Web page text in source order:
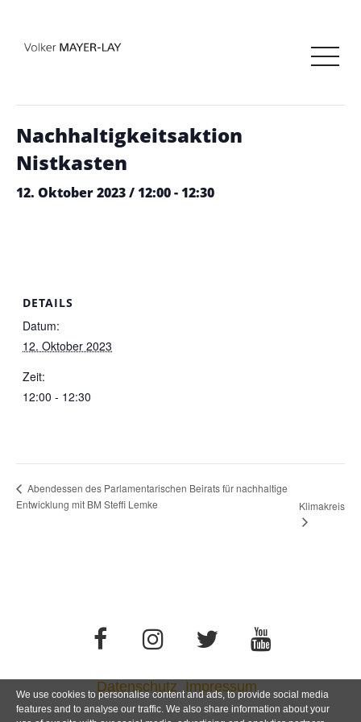
« Alle Veranstaltungen
Nachhaltigkeitsaktion
Nistkasten
12. Oktober 2023 / 12:00-12:30
DETAILS
Datum:
12. Oktober 2023
Zeit:
12:00 - 12:30
Abendessen des Parlamentarischen Beirats für nachhaltige
Entwicklung mit BM Steffi Lemke
Klimakreis
Datenschutz Impressum
We use cookies to personalise content and ads, to provide social media
features and to analyse our traffic. We also share information about your